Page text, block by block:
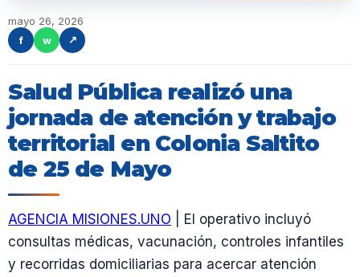
mayo 26, 2026
f
w ↗
Salud Pública realizó una
jornada de atención y trabajo
territorial en Colonia Saltito
de 25 de Mayo
AGENCIA MISIONES.UNO | El operativo incluyó
consultas médicas, vacunación, controles infantiles
y recorridas domiciliarias para acercar atención